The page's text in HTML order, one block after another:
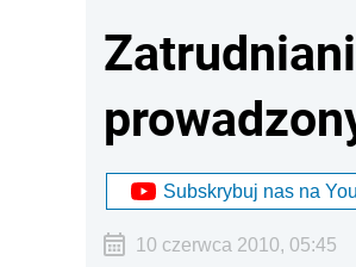
Subskrybuj nas na
10 czerwca 2010, 05:45